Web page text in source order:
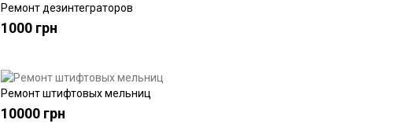
Ремонт дезинтеграторов
1000 грн
Ремонт штифтовых мельниц
10000 грн